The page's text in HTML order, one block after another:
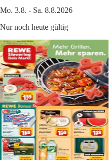
Mo. 3.8. - Sa. 8.8.2026
Nur noch heute gültig